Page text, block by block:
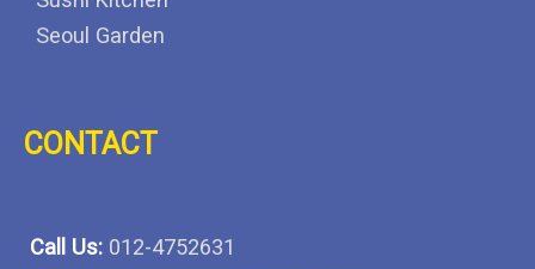
Seoul Garden
CONTACT
Call Us: 012-4752631